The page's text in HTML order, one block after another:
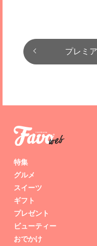
プレミ
特集
グルメ
スイーツ
ギフト
プレゼント
ビューティー
おでかけ